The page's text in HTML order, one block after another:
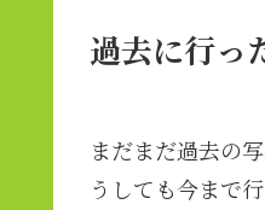
過去に行
まだまだ過去の
うしても今まで